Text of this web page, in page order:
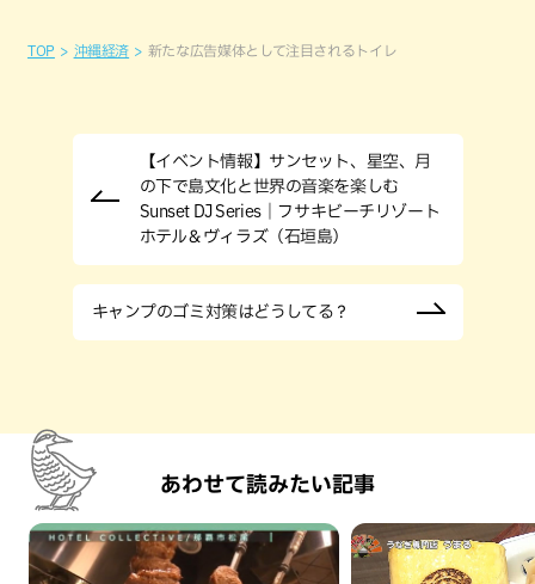
TOP 沖縄経済 新たな広告媒体として注目されるトイレ
【イベント情報】サンセット、星空、月
の下で島文化と世界の音楽を楽しむ
Sunset DJ Series｜フサキビーチリゾート
ホテル＆ヴィラズ（石垣島）
キャンプのゴミ対策はどうしてる？
あわせて読みたい記事